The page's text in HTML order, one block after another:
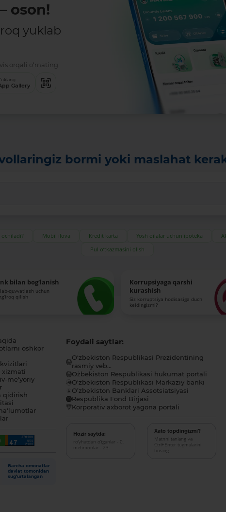
oson!
yuklab
orqali o‘rnating:
Gallery
bormi yoki maslahat
Mobil ilova Kredit karta Yosh oilalar uchun ipoteka
Pul o‘tkazmasini olish
bilan bog‘lanish
quvvatlash uchun
qilish
Korrupsiyaga qarshi
kurashish
Siz korruptsiya hodisasiga duch
keldingizmi?
oshkor
xizmati
me’yoriy
qidirish
Barcha omonatlar
davlat tomonidan
sug‘urtalangan
Foydali saytlar:
O‘zbekiston Respublikasi Prezidentining
rasmiy veb...
O`zbekiston Respublikasi hukumat portali
O‘zbekiston Respublikasi Markaziy banki
O’zbekiston Banklari Assotsiatsiyasi
Respublika Fond Birjasi
Korporativ axborot yagona portali
Hozir saytda:
ro‘yhatdan o‘tganlar - 0,
mehmonlar - 23
Xato topdingizmi?
Matnni tanlang va
Ctrl+Enter tugmalarini
bosing